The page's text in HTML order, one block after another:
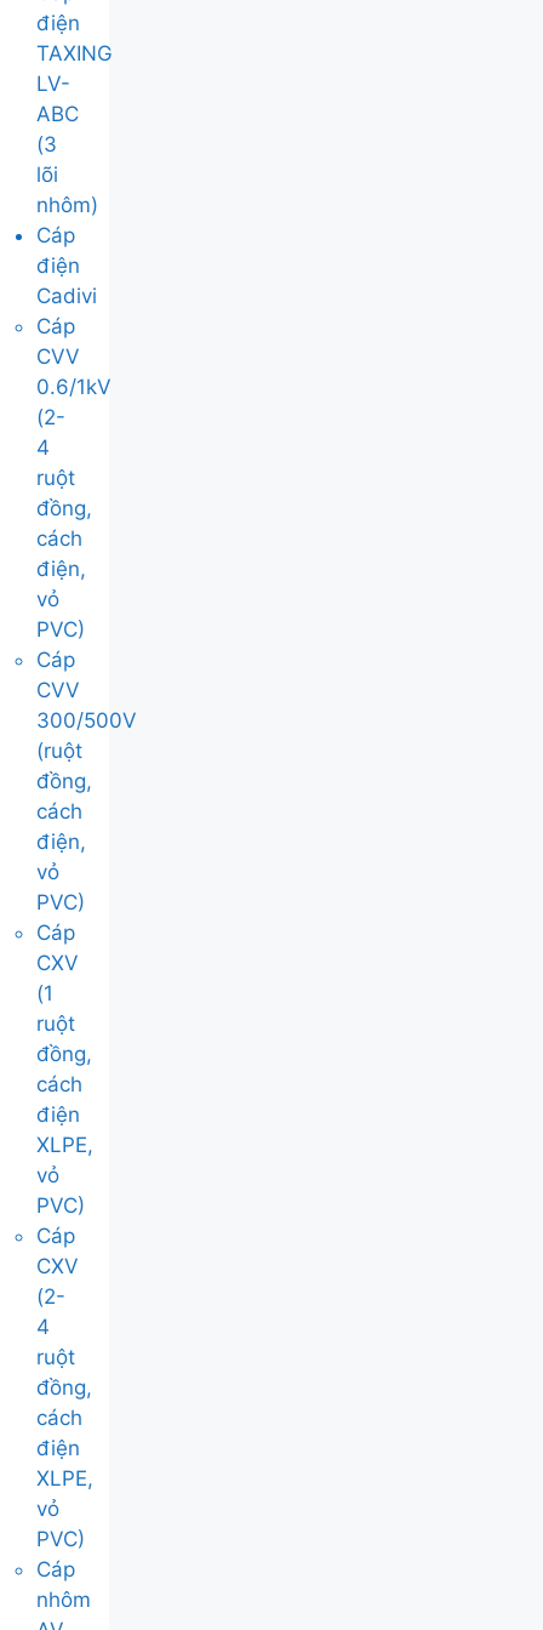
điện
TAXING
LV-
ABC
(3
lõi
nhôm)
Cáp
điện
Cadivi
Cáp
CVV
0.6/1kV
(2-
4
ruột
đồng,
cách
điện,
vỏ
PVC)
Cáp
CVV
300/500V
(ruột
đồng,
cách
điện,
vỏ
PVC)
Cáp
CXV
(1
ruột
đồng,
cách
điện
XLPE,
vỏ
PVC)
Cáp
CXV
(2-
4
ruột
đồng,
cách
điện
XLPE,
vỏ
PVC)
Cáp
nhôm